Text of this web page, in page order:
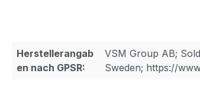
Herstellerangab
en nach GPSR:
VSM Group AB;
Sweden; https://